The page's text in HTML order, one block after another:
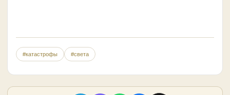
#катастрофы #света